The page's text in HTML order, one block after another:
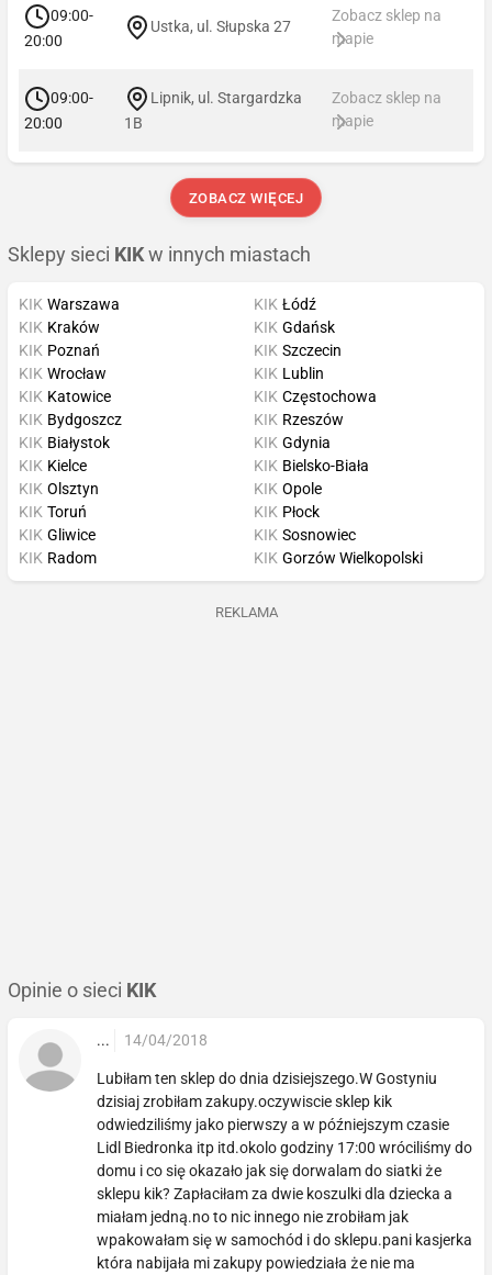
09:00-
20:00
Ustka, ul. Słupska 27
Zobacz sklep na
mapie
09:00-
20:00
Lipnik, ul. Stargardzka
1B
Zobacz sklep na
mapie
ZOBACZ WIĘCEJ
Sklepy sieci KIK w innych miastach
KIK Warszawa
KIK Kraków
KIK Poznań
KIK Wrocław
KIK Łódź
KIK Gdańsk
KIK Szczecin
KIK Lublin
KIK Katowice
KIK Bydgoszcz
KIK Białystok
KIK Kielce
KIK Częstochowa
KIK Rzeszów
KIK Gdynia
KIK Bielsko-Biała
KIK Olsztyn
KIK Toruń
KIK Gliwice
KIK Radom
KIK Opole
KIK Płock
KIK Sosnowiec
KIK Gorzów Wielkopolski
REKLAMA
Opinie o sieci KIK
... 14/04/2018
Lubiłam ten sklep do dnia dzisiejszego.W Gostyniu
dzisiaj zrobiłam zakupy.oczywiscie sklep kik
odwiedziliśmy jako pierwszy a w późniejszym czasie
Lidl Biedronka itp itd.okolo godziny 17:00 wróciliśmy do
domu i co się okazało jak się dorwalam do siatki że
sklepu kik? Zapłaciłam za dwie koszulki dla dziecka a
miałam jedną.no to nic innego nie zrobiłam jak
wpakowałam się w samochód i do sklepu.pani kasjerka
która nabijała mi zakupy powiedziała że nie ma